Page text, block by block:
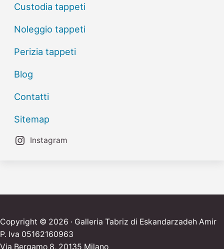
Custodia tappeti
Noleggio tappeti
Perizia tappeti
Blog
Contatti
Sitemap
Instagram
Copyright © 2026 · Galleria Tabriz di Eskandarzadeh Amir
P. Iva 05162160963
Via Bergamo 8, 20135 Milano